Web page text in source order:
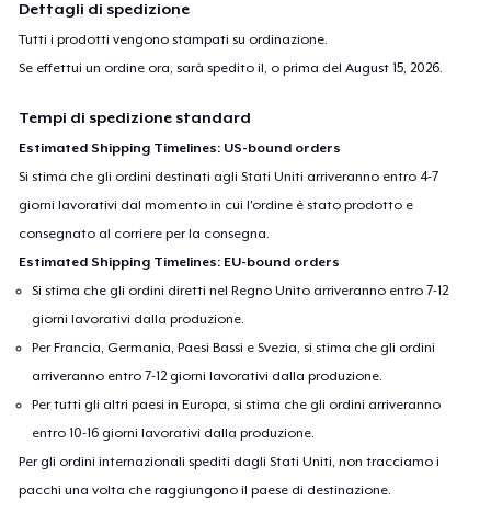
Dettagli di spedizione
Tutti i prodotti vengono stampati su ordinazione.
Se effettui un ordine ora, sarà spedito il, o prima delAugust 15, 2026
Tempi di spedizione standard
Estimated Shipping Timelines: US-bound orders
Si stima che gli ordini destinati agli Stati Uniti arriveranno entro 4-7
giorni lavorativi dal momento in cui l'ordine è stato prodotto e
consegnato al corriere per la consegna.
Estimated Shipping Timelines: EU-bound orders
Si stima che gli ordini diretti nel Regno Unito arriveranno entro 7-12
giorni lavorativi dalla produzione.
Per Francia, Germania, Paesi Bassi e Svezia, si stima che gli ordini
arriveranno entro 7-12 giorni lavorativi dalla produzione.
Per tutti gli altri paesi in Europa, si stima che gli ordini arriveranno
entro 10-16 giorni lavorativi dalla produzione.
Per gli ordini internazionali spediti dagli Stati Uniti, non tracciamo i
pacchi una volta che raggiungono il paese di destinazione.